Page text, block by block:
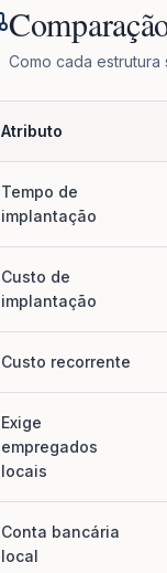
Como cada estrutura
Atributo
Tempo de
implantação
Custo de
implantação
Custo recorrente
Exige
empregados
locais
Conta bancária
local